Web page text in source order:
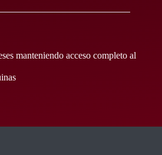
manteniendo acceso completo al